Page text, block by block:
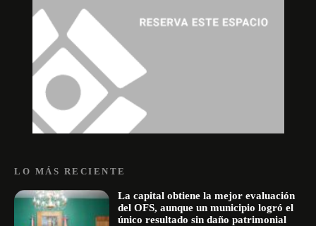
LO MÁS RECIENTE
La capital obtiene la mejor evaluación
del OFS, aunque un municipio logró el
único resultado sin daño patrimonial